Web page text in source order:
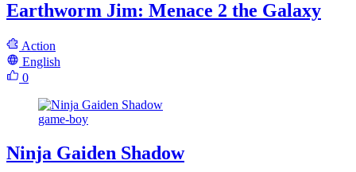
Earthworm Jim: Menace 2 the Galaxy
Action
English
0
game-boy
Ninja Gaiden Shadow